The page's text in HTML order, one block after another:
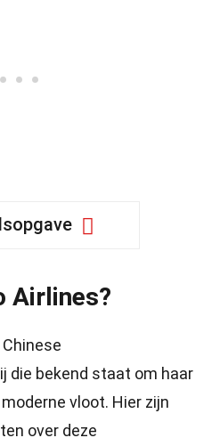
Airlines?
die bekend staat om haar
vloot. Hier zijn
over deze